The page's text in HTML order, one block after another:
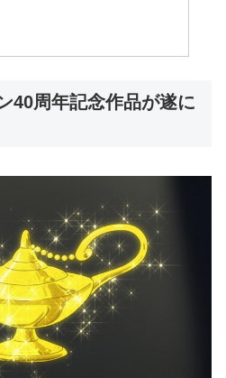
40周年記念作品が遂に